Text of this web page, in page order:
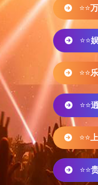
⭐⭐
⭐⭐
⭐⭐
⭐⭐
⭐⭐
⭐⭐